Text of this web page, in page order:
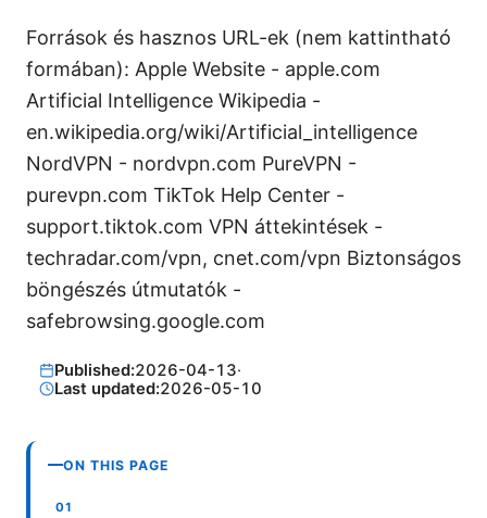
Források és hasznos URL-ek (nem kattintható
formában): Apple Website - apple.com
Artificial Intelligence Wikipedia -
en.wikipedia.org/wiki/Artificial_intelligence
NordVPN - nordvpn.com PureVPN -
purevpn.com TikTok Help Center -
support.tiktok.com VPN áttekintések -
techradar.com/vpn, cnet.com/vpn Biztonságos
böngészés útmutatók -
safebrowsing.google.com
Published:2026-04-13·
Last updated:2026-05-10
ON THIS PAGE